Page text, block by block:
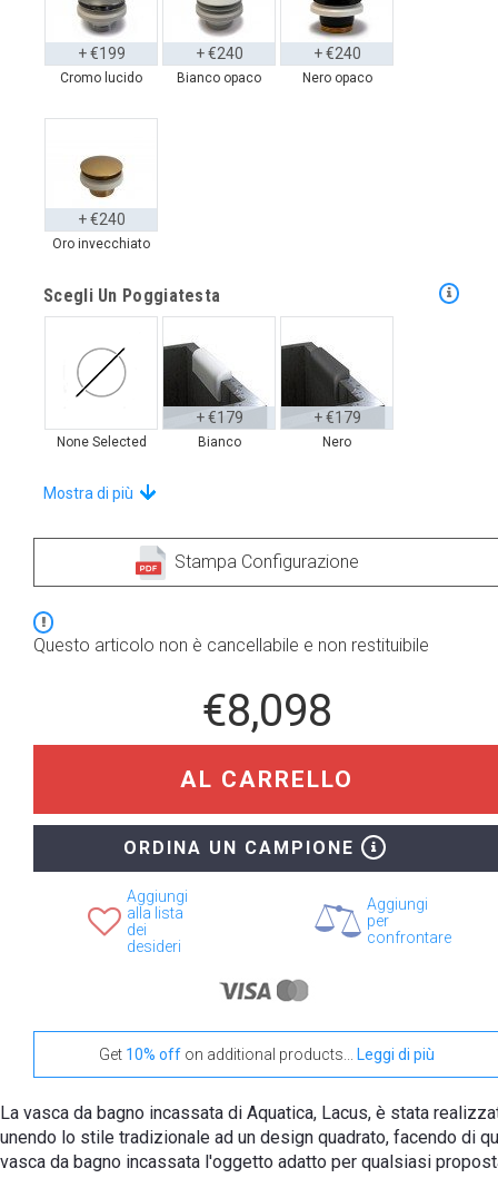
Cromo lucido
+ €199
Bianco opaco
+ €240
Nero opaco
+ €240
Oro invecchiato
+ €240
Scegli Un Poggiatesta
None Selected Bianco
+ €179
Nero
+ €179
Distinguiti Con Stile Con Questi Tappetini
None Selected Iroco Noce Americana
Mostra di più
Stampa Configurazione
Questo articolo non è cancellabile e non restituibile
€8,098
AL CARRELLO
ORDINA UN CAMPIONE
Aggiungi
alla lista
dei
desideri
Aggiungi
per
confrontare
Get 10% off on additional products... Leggi di più
La vasca da bagno incassata di Aquatica, Lacus, è stata
unendo lo stile tradizionale ad un design quadrato, facendo di
vasca da bagno incassata l'oggetto adatto per qualsiasi